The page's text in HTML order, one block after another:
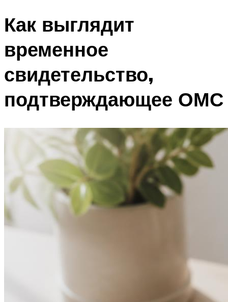
Как выглядит
временное
свидетельство,
подтверждающее ОМС